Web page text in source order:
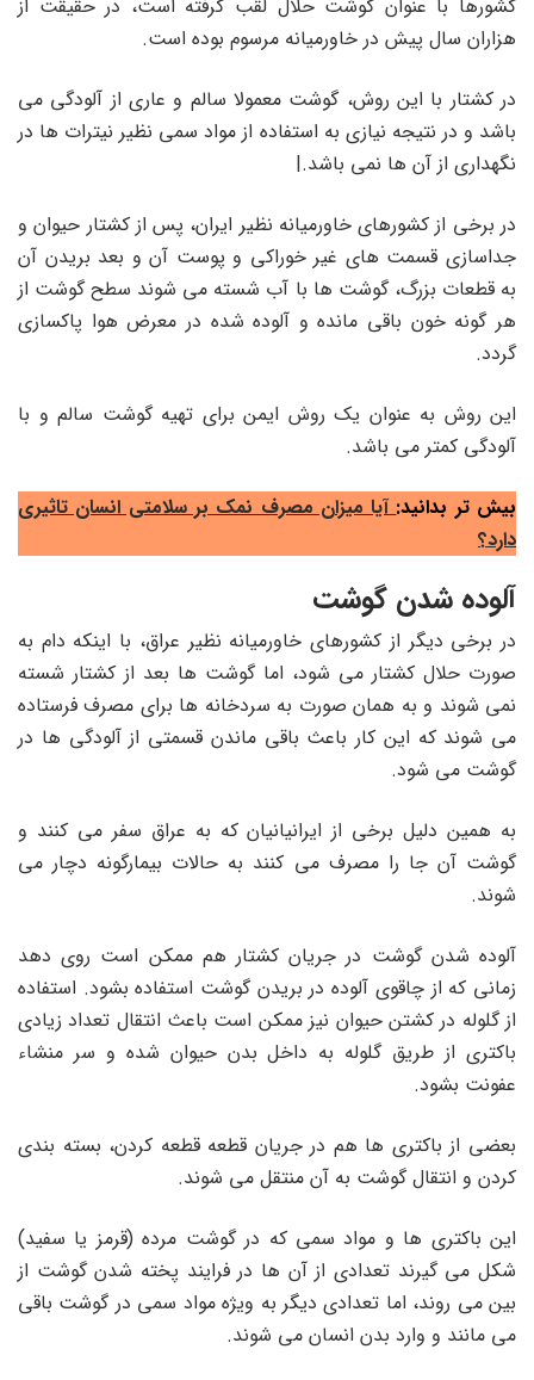
کشورها با عنوان گوشت حلال لقب گرفته است، در حقیقت از
هزاران سال پیش در خاورمیانه مرسوم بوده است.
در کشتار با این روش، گوشت معمولا سالم و عاری از آلودگی می
باشد و در نتیجه نیازی به استفاده از مواد سمی نظیر نیترات ها در
نگهداری از آن ها نمی باشد.|
در برخی از کشورهای خاورمیانه نظیر ایران، پس از کشتار حیوان و
جداسازی قسمت های غیر خوراکی و پوست آن و بعد بریدن آن
به قطعات بزرگ، گوشت ها با آب شسته می شوند سطح گوشت از
هر گونه خون باقی مانده و آلوده شده در معرض هوا پاکسازی
گردد.
این روش به عنوان یک روش ایمن برای تهیه گوشت سالم و با
آلودگی کمتر می باشد.
بیش تر بدانید:آیا میزان مصرف نمک بر سلامتی انسان تاثیری
دارد؟
آلوده شدن گوشت
در برخی دیگر از کشورهای خاورمیانه نظیر عراق، با اینکه دام به
صورت حلال کشتار می شود، اما گوشت ها بعد از کشتار شسته
نمی شوند و به همان صورت به سردخانه ها برای مصرف فرستاده
می شوند که این کار باعث باقی ماندن قسمتی از آلودگی ها در
گوشت می شود.
به همین دلیل برخی از ایرانیانیان که به عراق سفر می کنند و
گوشت آن جا را مصرف می کنند به حالات بیمارگونه دچار می
شوند.
آلوده شدن گوشت در جریان کشتار هم ممکن است روی دهد
زمانی که از چاقوی آلوده در بریدن گوشت استفاده بشود. استفاده
از گلوله در کشتن حیوان نیز ممکن است باعث انتقال تعداد زیادی
باکتری از طریق گلوله به داخل بدن حیوان شده و سر منشاء
عفونت بشود.
بعضی از باکتری ها هم در جریان قطعه قطعه کردن، بسته بندی
کردن و انتقال گوشت به آن منتقل می شوند.
این باکتری ها و مواد سمی که در گوشت مرده (قرمز یا سفید)
شکل می گیرند تعدادی از آن ها در فرایند پخته شدن گوشت از
بین می روند، اما تعدادی دیگر به ویژه مواد سمی در گوشت باقی
می مانند و وارد بدن انسان می شوند.